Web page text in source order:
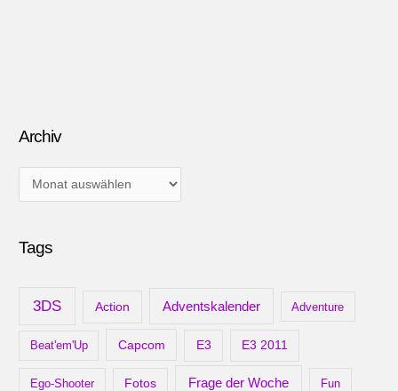
Archiv
r
Tags
3DS Action Adventskalender Adventure
Beat'em'Up Capcom E3 E3 2011
Ego-Shooter Fotos Frage der Woche Fun